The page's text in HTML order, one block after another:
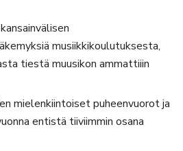
musiikkikoulutuksesta,
tiestä muusikon ammattiiin
mielenkiintoiset puheenvuorot ja
entistä tiiviimmin osana